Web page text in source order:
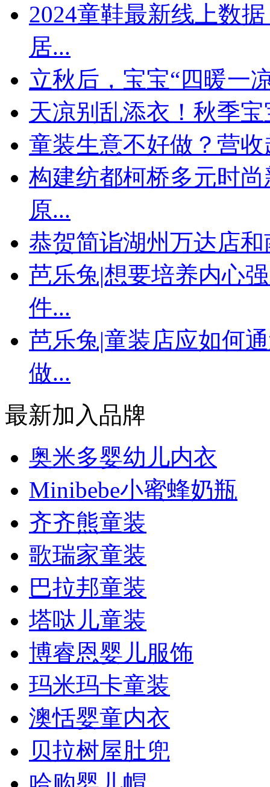
​2024童鞋最新线上数
居...
立秋后，宝宝“四暖一
天凉别乱添衣！秋季
童装生意不好做？营
构建纺都柯桥多元时
原...
恭贺简诣湖州万达店
芭乐兔|想要培养内心
件...
芭乐兔|童装店应如何
做...
最新加入品牌
奥米多婴幼儿内衣
Minibebe小蜜蜂奶瓶
齐齐熊童装
歌瑞家童装
巴拉邦童装
塔哒儿童装
博睿恩婴儿服饰
玛米玛卡童装
澳恬婴童内衣
贝拉树屋肚兜